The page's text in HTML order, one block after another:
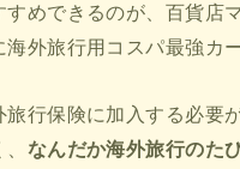
めできるのが、百貨店
外旅行用コスパ最強カ
行保険に加入する必要
なんだか海外旅行のた